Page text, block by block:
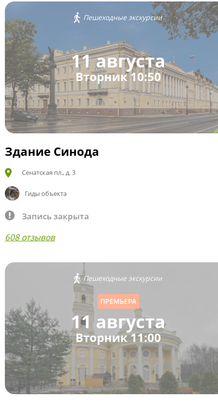
Пешеходные экскурсии
11 августа
Вторник 10:50
Здание Синода
Сенатская пл., д. 3
Гиды объекта
Запись закрыта
608 отзывов
Пешеходные экскурсии
ПРЕМЬЕРА
11 августа
Вторник 11:00